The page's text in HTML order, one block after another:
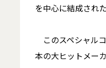
を中心に結成され
このスペシャル
本の大ヒットメー